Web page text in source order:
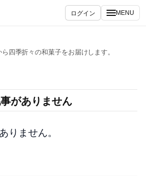
ログイン MENU
四季折々の和菓子をお届けします。
がありません
りません。